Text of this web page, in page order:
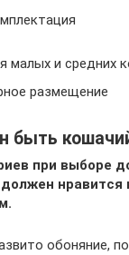
малых и средних
размещение
быть
при выборе
нравится
обоняние,